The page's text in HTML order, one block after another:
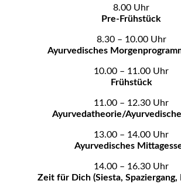
8.00 Uhr
Pre-Frühstück
8.30 – 10.00 Uhr
Ayurvedisches
10.00 – 11.00 Uhr
Frühstück
11.00 – 12.30 Uhr
Ayurvedatheorie/
13.00 – 14.00 Uhr
Ayurvedisches
14.00 – 16.30 Uhr
Zeit für Dich (Siesta, Spaziergang,